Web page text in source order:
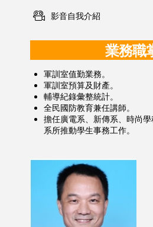
影音自我介紹
業務職
軍訓室值勤業務。
軍訓室預算及財產。
輔導紀錄彙整統計。
全民國防教育兼任講師。
擔任廣電系、新傳系、時尚
系所推動學生事務工作。